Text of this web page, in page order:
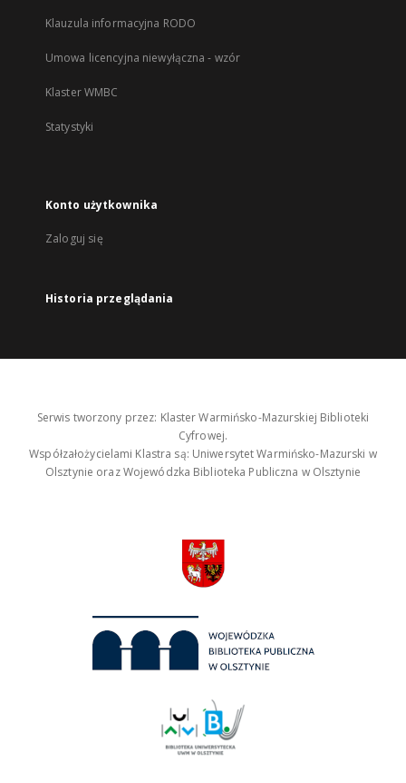
Klauzula informacyjna RODO
Umowa licencyjna niewyłączna - wzór
Klaster WMBC
Statystyki
Konto użytkownika
Zaloguj się
Historia przeglądania
Serwis tworzony przez: Klaster Warmińsko-Mazurskiej Biblioteki
Cyfrowej.
Współzałożycielami Klastra są: Uniwersytet Warmińsko-Mazurski w
Olsztynie oraz Wojewódzka Biblioteka Publiczna w Olsztynie